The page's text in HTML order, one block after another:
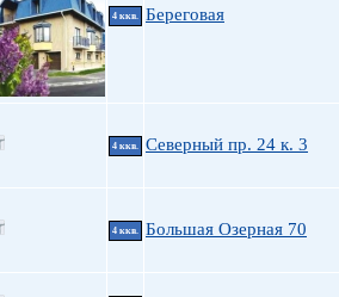
4 ккв. Береговая
4 ккв. Северный пр. 24 к. 3
4 ккв. Большая Озерная 70